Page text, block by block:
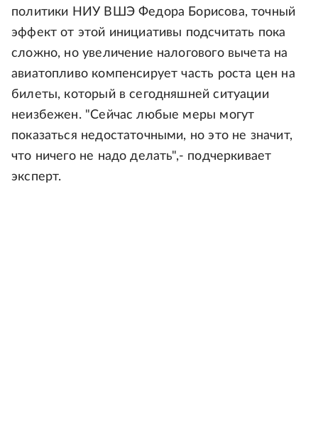
политики НИУ ВШЭ Федора Борисова, точный
эффект от этой инициативы подсчитать пока
сложно, но увеличение налогового вычета на
авиатопливо компенсирует часть роста цен на
билеты, который в сегодняшней ситуации
неизбежен. "Сейчас любые меры могут
показаться недостаточными, но это не значит,
что ничего не надо делать",- подчеркивает
эксперт.